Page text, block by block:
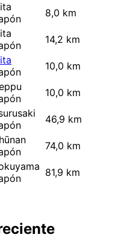
8,0 km
14,2 km
10,0 km
10,0 km
46,9 km
74,0 km
81,9 km